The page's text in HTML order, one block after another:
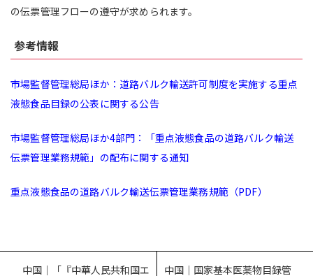
の伝票管理フローの遵守が求められます。
参考情報
市場監督管理総局ほか：道路バルク輸送許可制度を実施する重点
液態食品目録の公表に関する公告
市場監督管理総局ほか4部門：「重点液態食品の道路バルク輸送
伝票管理業務規範」の配布に関する通知
重点液態食品の道路バルク輸送伝票管理業務規範（PDF）
中国｜「『中華人民共和国エ
中国｜国家基本医薬物目録管